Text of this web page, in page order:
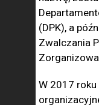
(DPK), a
Zwalczania
W 2017 roku